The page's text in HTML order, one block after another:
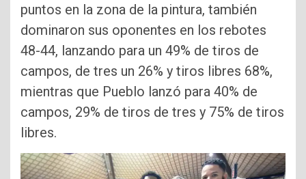
puntos en la zona de la pintura, también
dominaron sus oponentes en los rebotes
48-44, lanzando para un 49% de tiros de
campos, de tres un 26% y tiros libres 68%,
mientras que Pueblo lanzó para 40% de
campos, 29% de tiros de tres y 75% de tiros
libres.